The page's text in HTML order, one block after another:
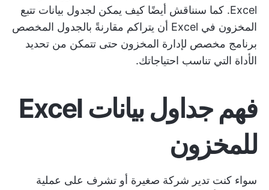
Excel. كما سنناقش أيضًا كيف يمكن لجدول بيانات تتبع
المخزون في Excel أن يتراكم مقارنةً بالجدول المخصص
برنامج مخصص لإدارة المخزون حتى تتمكن من تحديد
الأداة التي تناسب احتياجاتك.
فهم جداول بيانات Excel
للمخزون
سواء كنت تدير شركة صغيرة أو تشرف على عملية